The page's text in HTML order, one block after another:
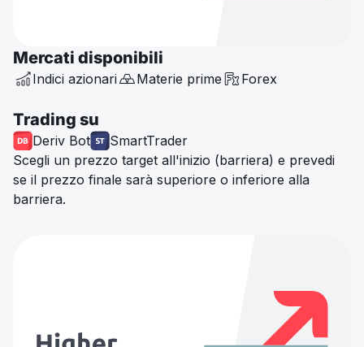
Mercati disponibili
Indici azionari Materie prime Forex
Trading su
Deriv Bot
SmartTrader
Scegli un prezzo target all'inizio (barriera) e prevedi
se il prezzo finale sarà superiore o inferiore alla
barriera.